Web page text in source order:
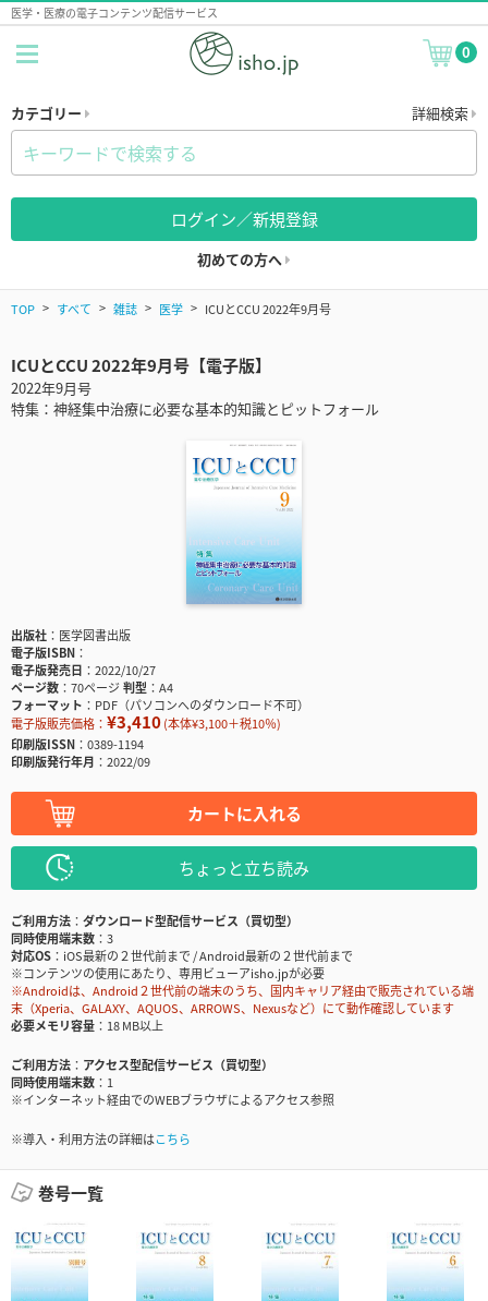
医学・医療の電子コンテンツ配信サービス
0
カテゴリー 詳細検索
ログイン／新規登録
初めての方へ
TOP すべて 雑誌 医学 ICUとCCU 2022年9月号
ICUとCCU 2022年9月号【電子版】
2022年9月号
特集：神経集中治療に必要な基本的知識とピットフォール
出版社
医学図書出版
電子版ISBN
電子版発売日
2022/10/27
ページ数
70ページ判型
A4
フォーマット
PDF（パソコンへのダウンロード不可）
電子版販売価格： ¥3,410(本体¥3,100＋税10％)
印刷版ISSN
0389-1194
印刷版発行年月
2022/09
カートに入れる
ちょっと立ち読み
ご利用方法
ダウンロード型配信サービス（買切型）
同時使用端末数
3
対応OS
iOS最新の２世代前まで / Android最新の２世代前まで
※コンテンツの使用にあたり、専用ビューアisho.jpが必要
※Androidは、Android２世代前の端末のうち、国内キャリア経由で販売されている端
末（Xperia、GALAXY、AQUOS、ARROWS、Nexusなど）にて動作確認しています
必要メモリ容量
18 MB以上
ご利用方法
アクセス型配信サービス（買切型）
同時使用端末数
1
※インターネット経由でのWEBブラウザによるアクセス参照
※導入・利用方法の詳細はこちら
巻号一覧